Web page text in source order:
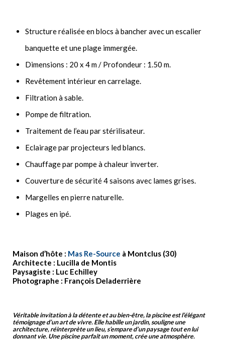
Structure réalisée en blocs à bancher avec un escalier
banquette et une plage immergée.
Dimensions : 20 x 4 m / Profondeur : 1.50 m.
Revêtement intérieur en carrelage.
Filtration à sable.
Pompe de filtration.
Traitement de l’eau par stérilisateur.
Eclairage par projecteurs led blancs.
Chauffage par pompe à chaleur inverter.
Couverture de sécurité 4 saisons avec lames grises.
Margelles en pierre naturelle.
Plages en ipé.
Maison d’hôte : Mas Re-Source à Montclus (30)
Architecte : Lucilla de Montis
Paysagiste : Luc Echilley
Photographe : François Deladerrière
Véritable invitation à la détente et au bien-être, la piscine est l’élégant
témoignage d’un art de vivre. Elle habille un jardin, souligne une
architecture, réinterprète un lieu, s’empare d’un paysage tout en lui
donnant vie. Une piscine parfait un moment, crée une atmosphère.